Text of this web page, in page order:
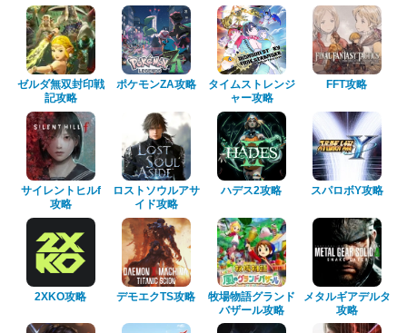
ゼルダ無双封印戦
記攻略
ポケモンZA攻略
タイムストレンジ
ャー攻略
FFT攻略
サイレントヒルf
攻略
ロストソウルアサ
イド攻略
ハデス2攻略 スパロボY攻略
2XKO攻略 デモエクTS攻略
牧場物語グランド
バザール攻略
メタルギアデルタ
攻略